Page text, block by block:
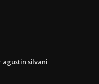
agustin silvani